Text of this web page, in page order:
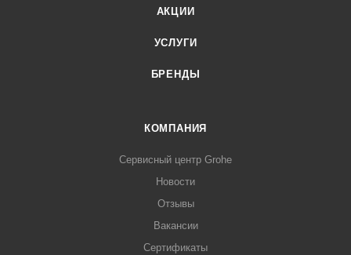
АКЦИИ
УСЛУГИ
БРЕНДЫ
КОМПАНИЯ
Сервисный центр Grohe
Новости
Отзывы
Вакансии
Сертификаты